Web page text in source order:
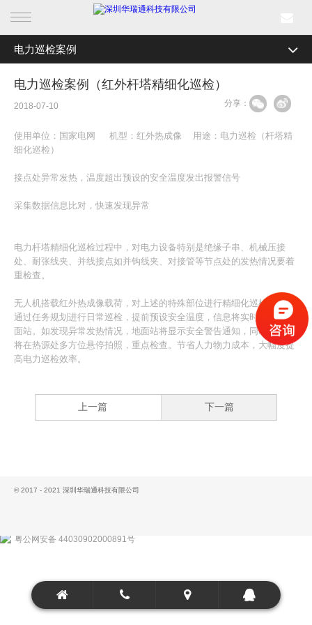
首页
产品中心
关于我们
电力巡检案例
全部分类森林防火案例
边海防案例
机场安全案例
海事渔政案例
数字航道案例
新能源安全监控案例
电力巡检案例（红外杆塔精细化巡检）
2018-07-10 分享：
使用单位：国家电网 机型：红外热成像 用途：电力巡检（杆塔精
细化巡检）
接点处异常发热，温度超出预设的安全温度发出报警信号
采集数据信息比对，快速发现异常
电力杆塔精细化巡检过程中，对电力设备特别是绝缘子串、机械压接
处、耐张线夹、并线接点如并钩线夹、对接管等节点处的发热情况要着
重检查。
无人机搭载红外热成像载荷，对上述的特殊部位进行精细化巡检。首先
通过任务规划进行日常巡检，提前预设安全温度，信息将实时传输至地
面站。如发现异常发热情况，地面站将显示安全警告通知，同时无人机
将在热源处多方位悬停拍照，重点检查。节省人力物力成本，大幅度提
高电力巡检效率。
上一篇 下一篇
© 2017 - 2021 深圳华瑞通科技有限公司
粤公网安备 44030902000891号